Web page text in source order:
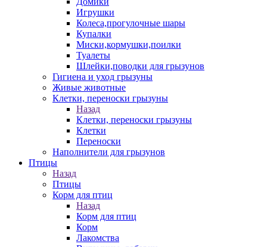
Игрушки
Колеса,прогулочные шары
Купалки
Миски,кормушки,поилки
Туалеты
Шлейки,поводки для грызунов
Гигиена и уход грызуны
Живые животные
Клетки, переноски грызуны
Назад
Клетки, переноски грызуны
Клетки
Переноски
Наполнители для грызунов
Птицы
Назад
Птицы
Корм для птиц
Назад
Корм для птиц
Корм
Лакомства